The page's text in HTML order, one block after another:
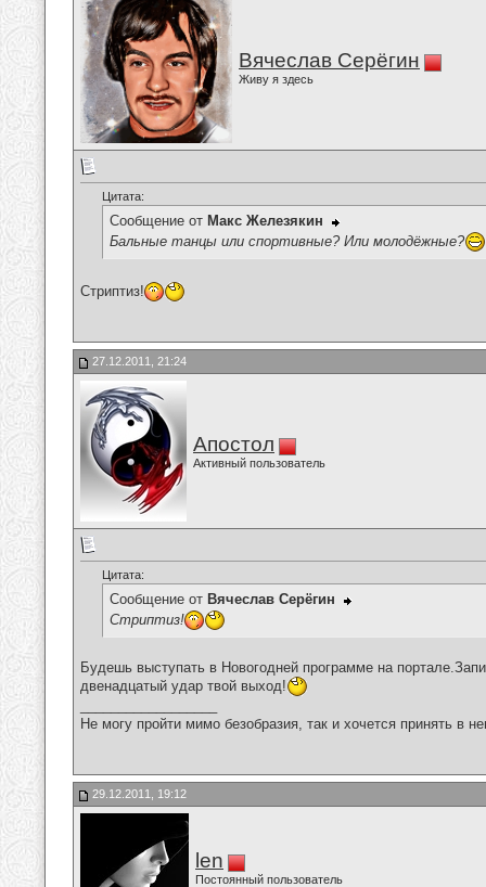
Вячеслав Серёгин
Живу я здесь
Цитата:
Сообщение от Макс Железякин
Бальные танцы или спортивные? Или молодёжные?
Стриптиз!
27.12.2011, 21:24
Апостол
Активный пользователь
Цитата:
Сообщение от Вячеслав Серёгин
Стриптиз!
Будешь выступать в Новогодней программе на
двенадцатый удар твой выход!
Не могу пройти мимо безобразия, так и хочется принять в
29.12.2011, 19:12
len
Постоянный пользователь